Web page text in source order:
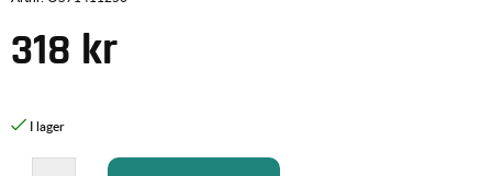
318 kr